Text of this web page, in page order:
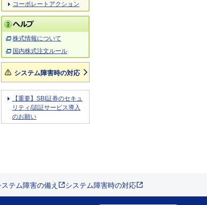
コーポレートアクション
株式情報について
国内株式注文ルール
システム障害時の対応
【重要】SBI証券のセキュ
リティ/認証サービス導入
のお願い
ステム障害の備え システム障害時の対応